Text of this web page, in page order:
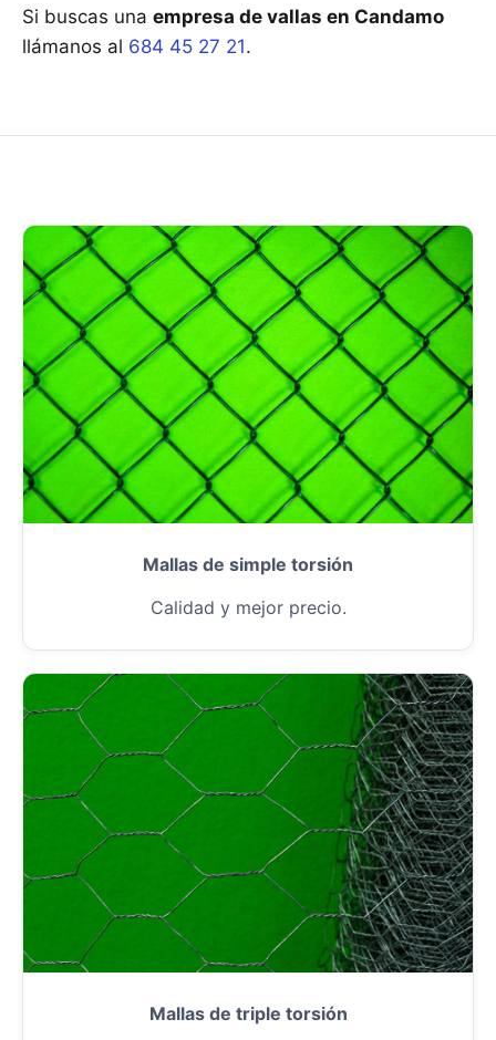
Si buscas una empresa de vallas en Candamo
llámanos al 684 45 27 21.
Mallas de simple torsión
Calidad y mejor precio.
Mallas de triple torsión